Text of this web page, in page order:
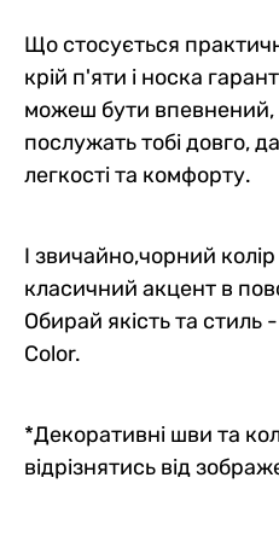
Що стосується
крій п'яти і носка
можеш бути впевнений,
послужать тобі довго,
легкості та комфорту.
І звичайно,чорний
класичний акцент в
Обирай якість та
Color.
*Декоративні шви та
відрізнятись від